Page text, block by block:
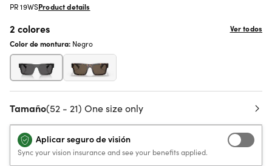
PR 19WSProduct details
2 colores
Ver todos
Color de montura: Negro
Tamaño(52 - 21) One size only
Aplicar seguro de visión
Sync your vision insurance and see your benefits applied.